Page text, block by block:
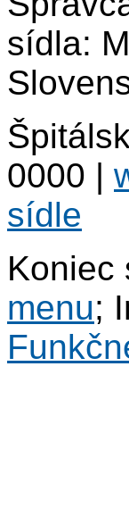
sídla:
0000 |
sídle
menu;